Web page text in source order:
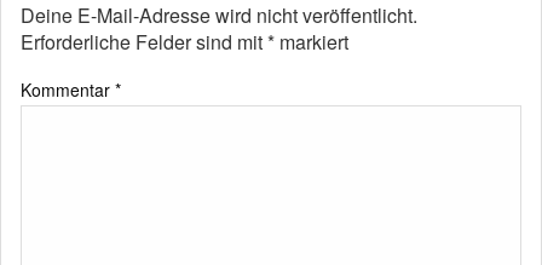
Deine E-Mail-Adresse wird nicht veröffentlicht.
Erforderliche Felder sind mit* markiert
Kommentar *